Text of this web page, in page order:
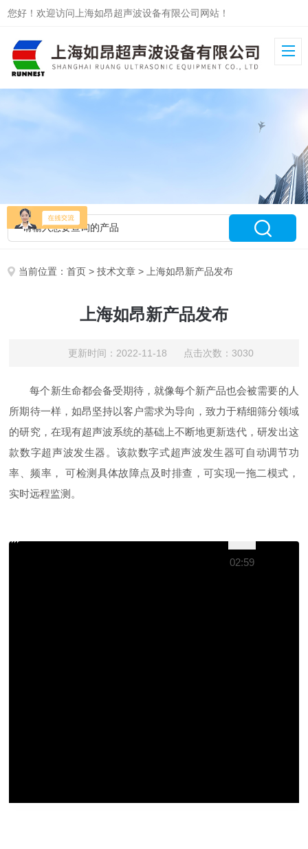
您好！欢迎访问上海如昂超声波设备有限公司网站！
当前位置：首页 >技术文章 > 上海如昂新产品发布
上海如昂新产品发布
更新时间：2022-11-18 点击次数：3030
每个新生命都会备受期待，就像每个新产品也会被需要的人
所期待一样，如昂坚持以客户需求为导向，致力于精细筛分领域
的研究，在现有超声波系统的基础上不断地更新迭代，研发出这
款数字超声波发生器。该款数字式超声波发生器可自动调节功
率、频率， 可检测具体故 障点及时排查，可实现一拖二模式，
实时远程监测。
02:59